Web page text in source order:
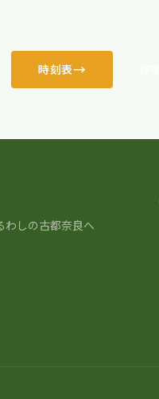
時刻表
わしの古都奈良へ